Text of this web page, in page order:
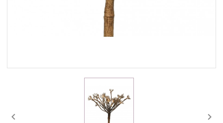
 